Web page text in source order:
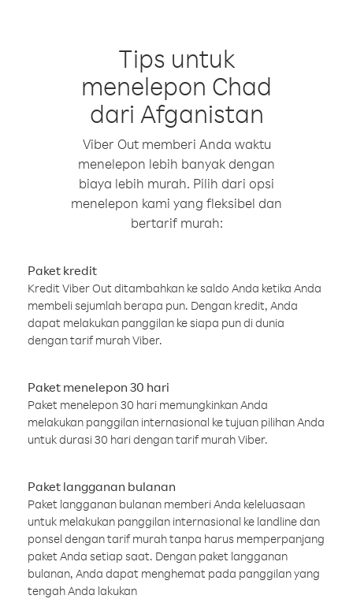
Tips untuk
menelepon Chad
dari Afganistan
Viber Out memberi Anda waktu
menelepon lebih banyak dengan
biaya lebih murah. Pilih dari opsi
menelepon kami yang fleksibel dan
bertarif murah:
Paket kredit
Kredit Viber Out ditambahkan ke saldo Anda ketika Anda
membeli sejumlah berapa pun. Dengan kredit, Anda
dapat melakukan panggilan ke siapa pun di dunia
dengan tarif murah Viber.
Paket menelepon 30 hari
Paket menelepon 30 hari memungkinkan Anda
melakukan panggilan internasional ke tujuan pilihan Anda
untuk durasi 30 hari dengan tarif murah Viber.
Paket langganan bulanan
Paket langganan bulanan memberi Anda keleluasaan
untuk melakukan panggilan internasional ke landline dan
ponsel dengan tarif murah tanpa harus memperpanjang
paket Anda setiap saat. Dengan paket langganan
bulanan, Anda dapat menghemat pada panggilan yang
tengah Anda lakukan